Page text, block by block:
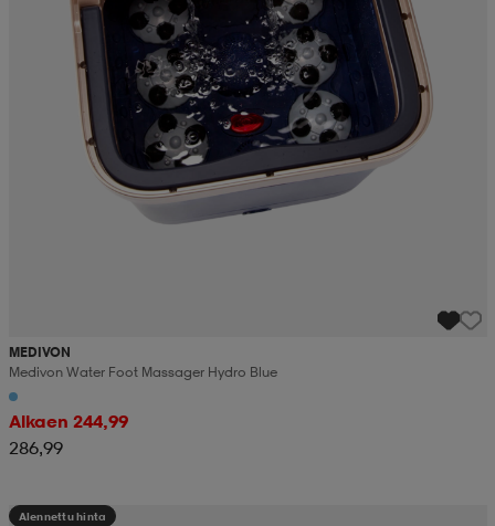
MEDIVON
Medivon Water Foot Massager Hydro Blue
Alkaen 244,99
286,99
Alennettu hinta